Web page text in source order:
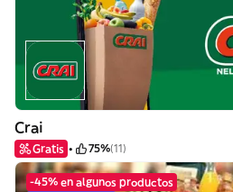
Crai
Gratis 75%(11)
-45% en algunos productos